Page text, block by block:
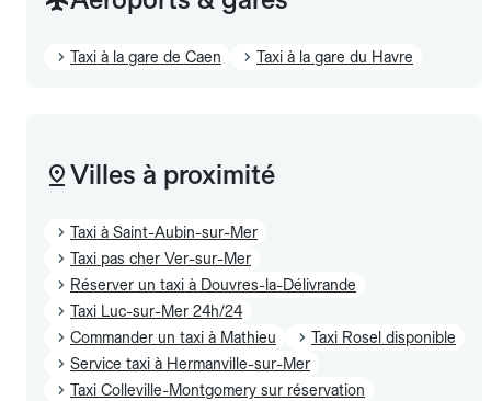
Taxi à la gare de Caen Taxi à la gare du Havre
Villes à proximité
Taxi à Saint-Aubin-sur-Mer
Taxi pas cher Ver-sur-Mer
Réserver un taxi à Douvres-la-Délivrande
Taxi Luc-sur-Mer 24h/24
Commander un taxi à Mathieu
Taxi Rosel disponible
Service taxi à Hermanville-sur-Mer
Taxi Colleville-Montgomery sur réservation